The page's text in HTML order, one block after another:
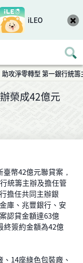
iLEO
助攻淨零轉型 第一銀行統
榮成42億元
幣42億元聯貸案，
統籌主辦及擔任管
擔任共同主辦銀
庫、兆豐銀行、安
認貸金額達63億
終簽約金額為42億
14座綠色包裝廠、